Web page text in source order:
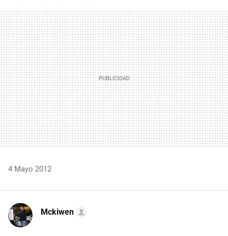
MAIL
4 Mayo 2012
Mckiwen